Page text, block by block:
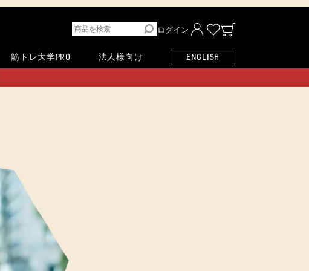
ログイン
筋トレ大学PRO 法人様向け ENGLISH